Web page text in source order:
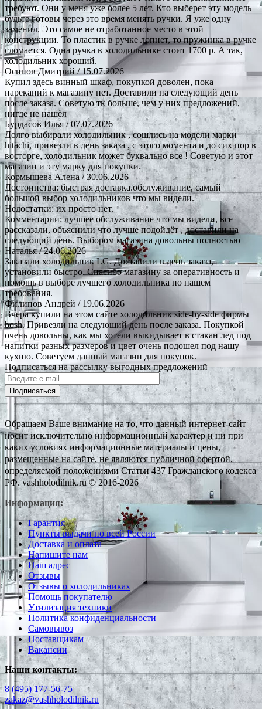
требуют. Они у меня уже более 5 лет. Кто выберет эту модель
будьте готовы через это время менять ручки. Я уже одну
заменил. Это самое не отработанное место в этой
конструкции. То пластик в ручке лопнет, то пружинка в ручке
сломается. Одна ручка в холодильнике стоит 1700 р. А так,
холодильник хороший.
Осипов Дмитрий/ 15.07.2026
Купил здесь винный шкаф, покупкой доволен, пока
нареканий к магазину нет. Доставили на следующий день
после заказа. Советую тк больше, чем у них предложений,
нигде не нашёл
Бурдасов Илья/ 07.07.2026
Долго выбирали холодильник , сошлись на модели марки
hitachi, привезли в день заказа , с этого момента и до сих пор в
восторге, холодильник может буквально все ! Советую и этот
магазин и эту марку для покупки.
Кормышева Алена / 30.06.2026
Достоинства: быстрая доставка.обслуживание, самый
большой выбор холодильников что мы видели.
Недостатки: их просто нет.
Комментарии: лучшее обслуживание что мы видели, все
рассказали, объяснили что лучше подойдёт , доставили на
следующий день. Выбором магазина довольны полностью
Наталья/ 24.06.2026
Заказали холодильник LG. Доставили в день заказа,
установили быстро. Спасибо магазину за оперативность и
помощь в выборе лучшего холодильника по нашем
требования.
Филипов Андрей / 19.06.2026
Вчера купили на этом сайте холодильник side-by-side фирмы
bosh. Привезли на следующий день после заказа. Покупкой
очень довольны, как мы хотели выкидывает в стакан лед под
напитки разных размеров и цвет очень подошел под нашу
кухню. Советуем данный магазин для покупок.
Подписаться на рассылку выгодных предложений
Подписаться
Обращаем Ваше внимание на то, что данный интернет-сайт
носит исключительно информационный характер и ни при
каких условиях информационные материалы и цены,
размещенные на сайте, не являются публичной офертой,
определяемой положениями Статьи 437 Гражданского кодекса
РФ. vashholodilnik.ru © 2016-2026
Информация:
Гарантия
Пункты выдачи по всей России
Доставка и оплата
Напишите нам
Наш адрес
Отзывы
Отзывы о холодильниках
Помощь покупателю
Утилизация техники
Политика конфиденциальности
Самовывоз
Поставщикам
Вакансии
Наши контакты:
8 (495) 177-56-75
zakaz@vashholodilnik.ru